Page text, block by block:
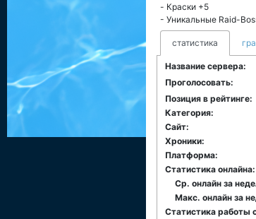
- Краски +5
- Уникальные Raid-
статистика
Название сервера:
Проголосовать:
Позиция в рейтинге:
Категория:
Сайт:
Хроники:
Платформа:
Статистика онлайна:
Ср. онлайн за
Макс. онлайн за
Статистика работы